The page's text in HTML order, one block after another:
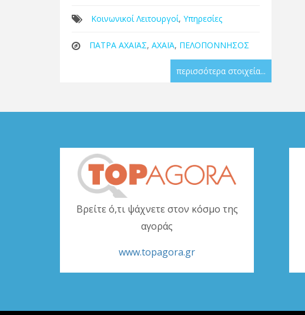
Κοινωνικοί Λειτουργοί, Υπηρεσίες
ΠΑΤΡΑ ΑΧΑΪΑΣ, ΑΧΑΪΑ, ΠΕΛΟΠΟΝΝΗΣΟΣ
περισσότερα στοιχεία...
Βρείτε ό,τι ψάχνετε στον κόσμο της
αγοράς
www.topagora.gr